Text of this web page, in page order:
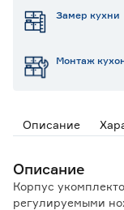
Замер кухни
Монтаж
Описание
Описание
Корпус
регулируемыми